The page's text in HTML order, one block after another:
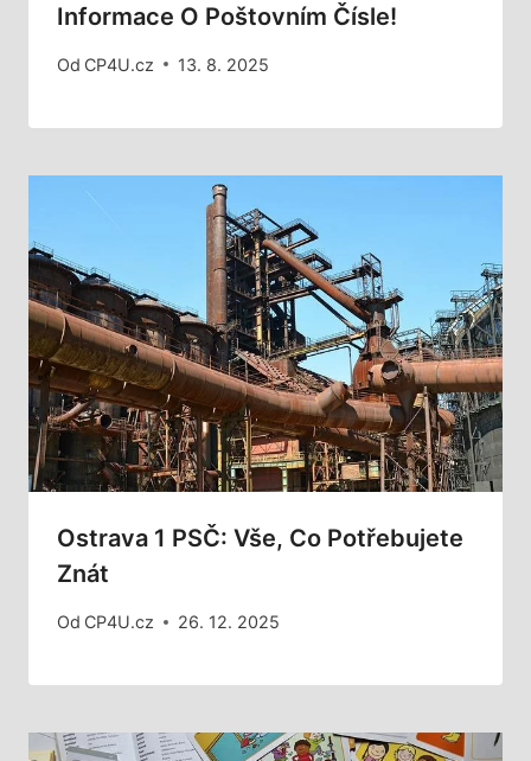
Informace O Poštovním Čísle!
Od CP4U.cz 13. 8. 2025
Ostrava 1 PSČ: Vše, Co Potřebujete
Znát
Od CP4U.cz 26. 12. 2025